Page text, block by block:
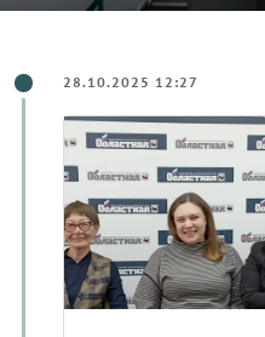
28.10.2025 12:27